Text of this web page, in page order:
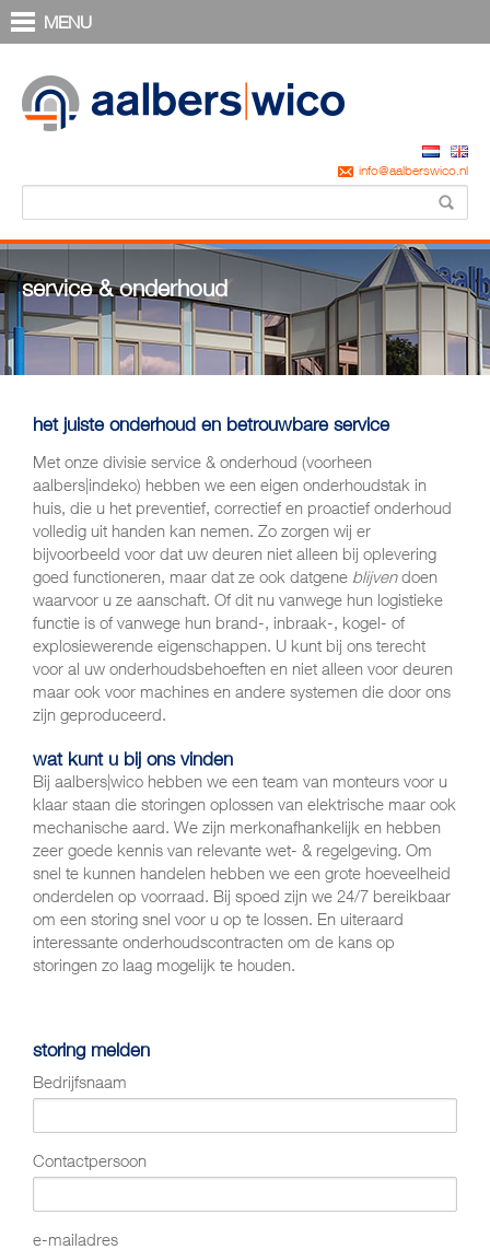
MENU
info@aalberswico.nl
service & onderhoud
het juiste onderhoud en betrouwbare service
Met onze divisie service & onderhoud (voorheen
aalbers|indeko) hebben we een eigen onderhoudstak in
huis, die u het preventief, correctief en proactief onderhoud
volledig uit handen kan nemen. Zo zorgen wij er
bijvoorbeeld voor dat uw deuren niet alleen bij oplevering
goed functioneren, maar dat ze ook datgene blijvendoen
waarvoor u ze aanschaft. Of dit nu vanwege hun logistieke
functie is of vanwege hun brand-, inbraak-, kogel- of
explosiewerende eigenschappen. U kunt bij ons terecht
voor al uw onderhoudsbehoeften en niet alleen voor deuren
maar ook voor machines en andere systemen die door ons
zijn geproduceerd.
wat kunt u bij ons vinden
Bij aalbers|wico hebben we een team van monteurs voor u
klaar staan die storingen oplossen van elektrische maar ook
mechanische aard. We zijn merkonafhankelijk en hebben
zeer goede kennis van relevante wet- & regelgeving. Om
snel te kunnen handelen hebben we een grote hoeveelheid
onderdelen op voorraad. Bij spoed zijn we 24/7 bereikbaar
om een storing snel voor u op te lossen. En uiteraard
interessante onderhoudscontracten om de kans op
storingen zo laag mogelijk te houden.
storing melden
Bedrijfsnaam
Contactpersoon
e-mailadres